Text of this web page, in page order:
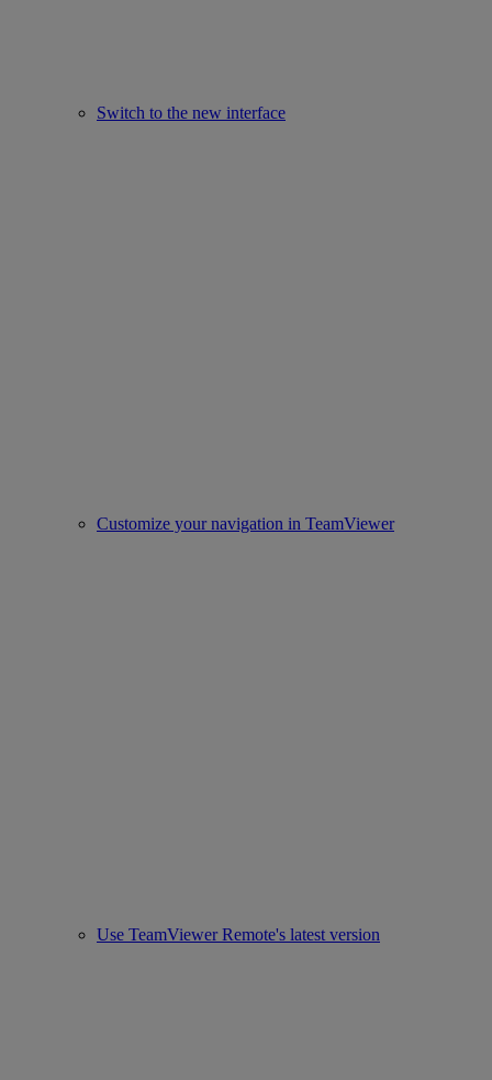
Switch to the new interface
Customize your navigation in TeamViewer
Use TeamViewer Remote's latest version